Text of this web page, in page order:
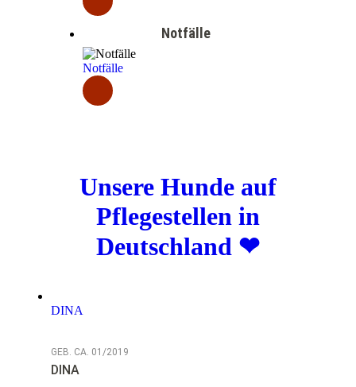
Notfälle
Notfälle
Unsere Hunde auf
Pflegestellen in
Deutschland ❤
DINA
GEB. CA. 01/2019
DINA